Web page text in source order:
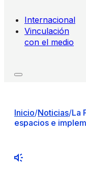
Internacional
Vinculación
con el medio
Inicio/Noticias/La
espacios e